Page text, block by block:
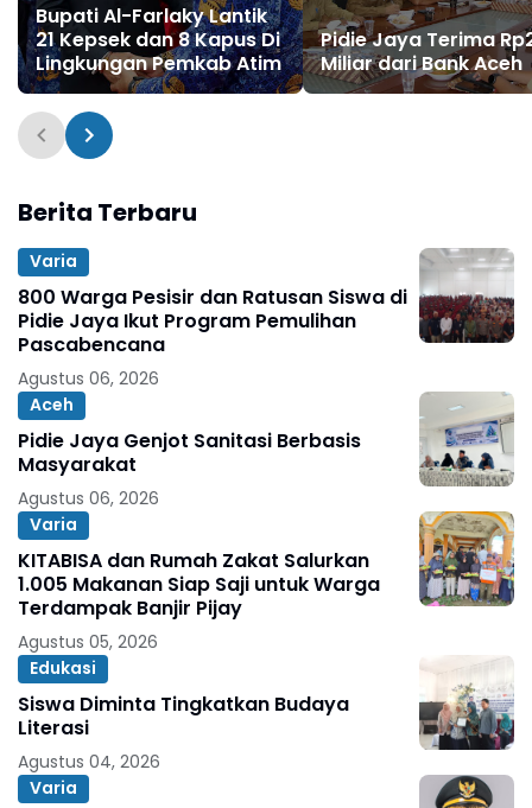
Bupati Al-Farlaky Lantik
21 Kepsek dan 8 Kapus Di
Lingkungan Pemkab Atim
Pidie Jaya Terima
Miliar dari Bank Aceh
Berita Terbaru
Varia
800 Warga Pesisir dan Ratusan Siswa di
Pidie Jaya Ikut Program Pemulihan
Pascabencana
Agustus 06, 2026
Aceh
Pidie Jaya Genjot Sanitasi Berbasis
Masyarakat
Agustus 06, 2026
Varia
KITABISA dan Rumah Zakat Salurkan
1.005 Makanan Siap Saji untuk Warga
Terdampak Banjir Pijay
Agustus 05, 2026
Edukasi
Siswa Diminta Tingkatkan Budaya
Literasi
Agustus 04, 2026
Varia